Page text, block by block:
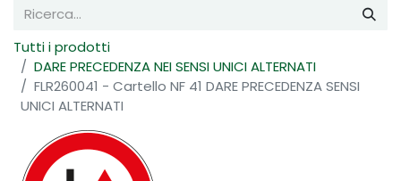
Tutti i prodotti
DARE PRECEDENZA NEI SENSI UNICI ALTERNATI
FLR260041 - Cartello NF 41 DARE PRECEDENZA SENSI
UNICI ALTERNATI